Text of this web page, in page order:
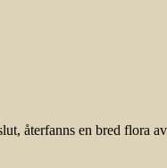
återfanns en bred flora